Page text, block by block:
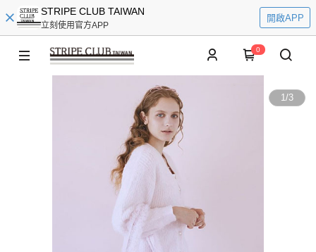
STRIPE CLUB TAIWAN
立刻使用官方APP
開啟APP
0
1/3